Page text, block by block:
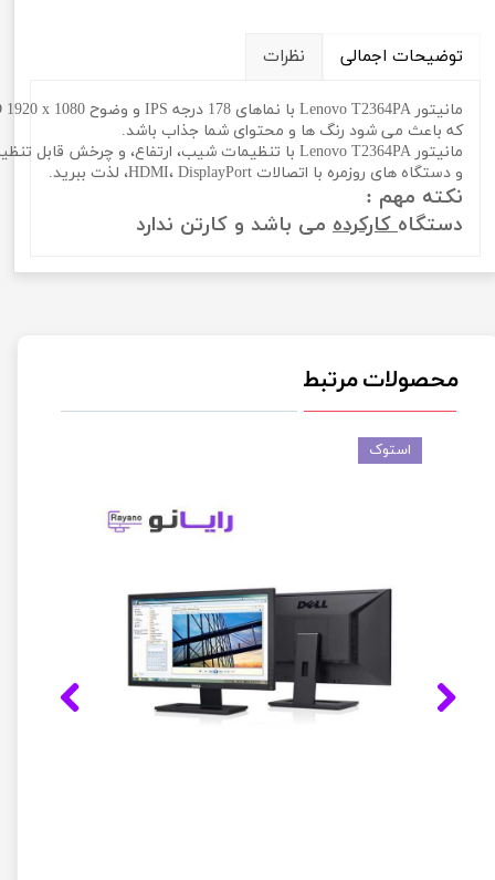
توضیحات اجمالی نظرات
و دستگاه های روزمره با اتصالات HDMI، DisplayPort، لذت ببرید.
نکته مهم :
دستگاهکارکرده می باشد و کارتن ندارد
محصولات مرتبط
استوک